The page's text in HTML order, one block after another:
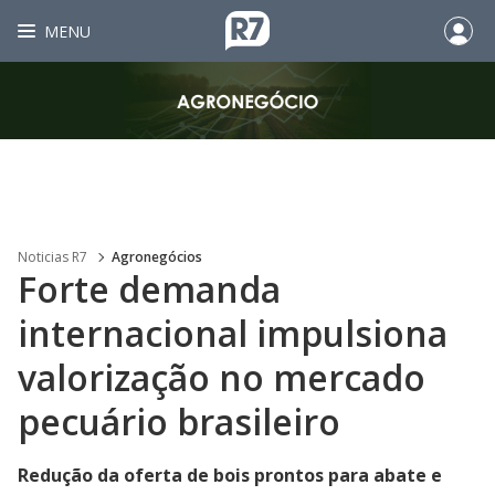
MENU
Noticias R7 Agronegócios
Forte demanda
internacional impulsiona
valorização no mercado
pecuário brasileiro
Redução da oferta de bois prontos para abate e